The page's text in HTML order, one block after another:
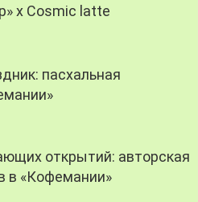
х Cosmic latte
пасхальная
открытий: авторская
в «Кофемании»